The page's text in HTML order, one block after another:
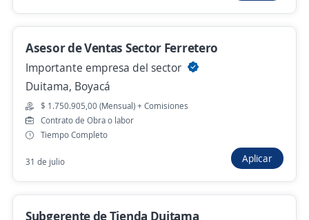
Vehículos TAT
IMPORTADORAS ASOCIADAS
Boyacá, Boyacá
$ 1.423.500,00 (Mensual)
Hace 2 días
Anterior Siguiente
Asesor de Ventas Sector Ferretero
Importante empresa del sector
Duitama, Boyacá
$ 1.750.905,00 (Mensual) + Comisiones
Contrato de Obra o labor
Tiempo Completo
31 de julio Aplicar
Subgerente de Tienda Duitama